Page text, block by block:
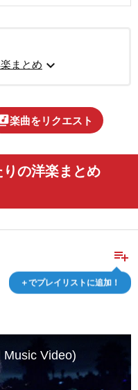
まとめ expand_more
楽曲をリクエスト
りの洋楽まとめ
playlist_add
＋でプレイリストに追加！
Music Video)